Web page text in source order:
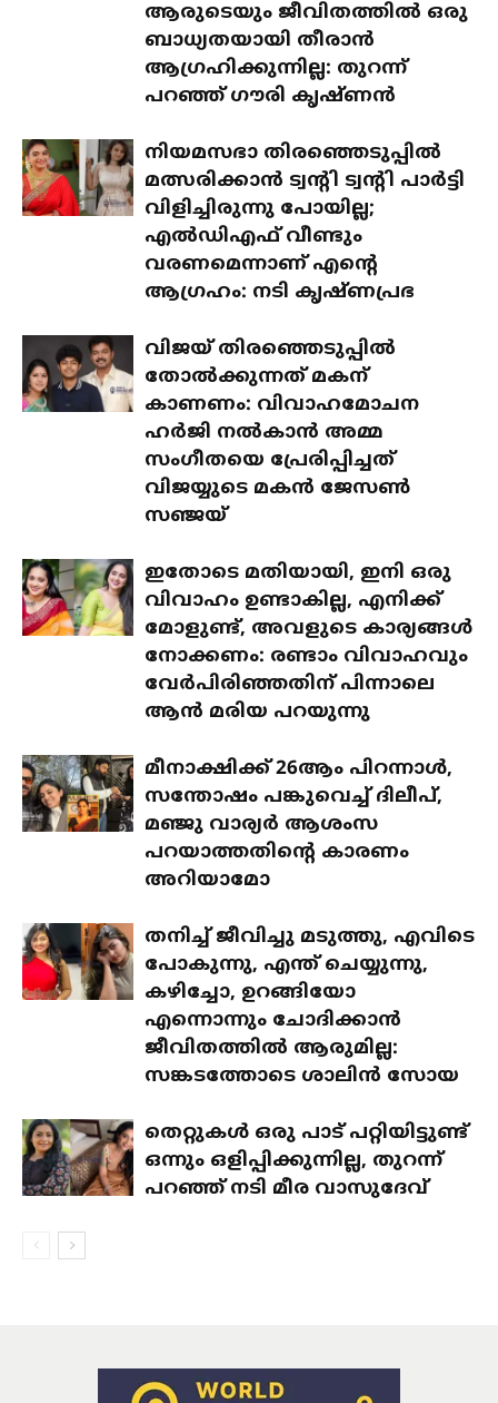
ആരുടെയും ജീവിതത്തിൽ ഒരു
ബാധ്യതയായി തീരാൻ
ആഗ്രഹിക്കുന്നില്ല: തുറന്ന്
പറഞ്ഞ് ഗൗരി കൃഷ്ണൻ
നിയമസഭാ തിരഞ്ഞെടുപ്പിൽ
മത്സരിക്കാൻ ട്വന്റി ട്വന്റി പാർട്ടി
വിളിച്ചിരുന്നു പോയില്ല;
എൽഡിഎഫ് വീണ്ടും
വരണമെന്നാണ് എന്റെ
ആഗ്രഹം: നടി കൃഷ്ണപ്രഭ
വിജയ് തിരഞ്ഞെടുപ്പിൽ
തോൽക്കുന്നത് മകന്
കാണണം: വിവാഹമോചന
ഹർജി നൽകാൻ അമ്മ
സംഗീതയെ പ്രേരിപ്പിച്ചത്
വിജയ്യുടെ മകൻ ജേസൺ
സഞ്ജയ്
ഇതോടെ മതിയായി, ഇനി ഒരു
വിവാഹം ഉണ്ടാകില്ല, എനിക്ക്
മോളുണ്ട്, അവളുടെ കാര്യങ്ങൾ
നോക്കണം: രണ്ടാം വിവാഹവും
വേർപിരിഞ്ഞതിന് പിന്നാലെ
ആൻ മരിയ പറയുന്നു
മീനാക്ഷിക്ക് 26ആം പിറന്നാൾ,
സന്തോഷം പങ്കുവെച്ച് ദിലീപ്,
മഞ്ജു വാര്യർ ആശംസ
പറയാത്തതിന്റെ കാരണം
അറിയാമോ
തനിച്ച് ജീവിച്ചു മടുത്തു, എവിടെ
പോകുന്നു, എന്ത് ചെയ്യുന്നു,
കഴിച്ചോ, ഉറങ്ങിയോ
എന്നൊന്നും ചോദിക്കാൻ
ജീവിതത്തിൽ ആരുമില്ല:
സങ്കടത്തോടെ ശാലിൻ സോയ
തെറ്റുകൾ ഒരു പാട് പറ്റിയിട്ടുണ്ട്
ഒന്നും ഒളിപ്പിക്കുന്നില്ല, തുറന്ന്
പറഞ്ഞ് നടി മീര വാസുദേവ്